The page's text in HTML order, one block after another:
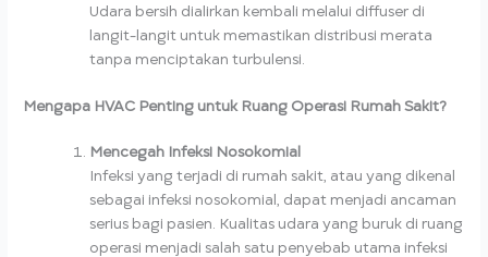
Udara bersih dialirkan kembali melalui diffuser di
langit-langit untuk memastikan distribusi merata
tanpa menciptakan turbulensi.
Mengapa HVAC Penting untuk Ruang Operasi Rumah Sakit?
Mencegah Infeksi Nosokomial
Infeksi yang terjadi di rumah sakit, atau yang dikenal
sebagai infeksi nosokomial, dapat menjadi ancaman
serius bagi pasien. Kualitas udara yang buruk di ruang
operasi menjadi salah satu penyebab utama infeksi